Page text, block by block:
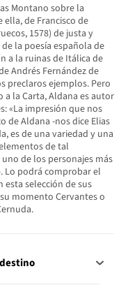
Montano sobre la
de Francisco de
1578) de justa y
la poesía española de
a la ruinas de Itálica de
Andrés Fernández de
preclaros ejemplos. Pero
la Carta, Aldana es autor
«La impresión que nos
de Aldana -nos dice Elias
es de una variedad y una
de tal
de los personajes más
Lo podrá comprobar el
esta selección de sus
momento Cervantes o